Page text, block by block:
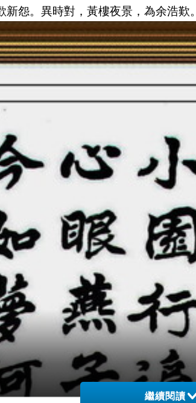
怨。異時對，黃樓夜景，為余浩歎。
繼續閱讀